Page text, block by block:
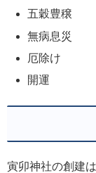
五穀豊穣
無病息災
厄除け
開運
寅卯神社の創建